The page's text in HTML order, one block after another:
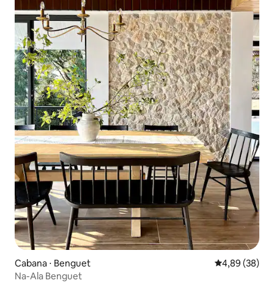
Cabana ⋅ Benguet 4,89 de uma
4,89 (38)
Na-Ala Benguet